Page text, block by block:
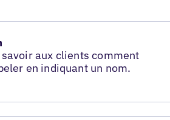
savoir aux clients comment
en indiquant un nom.